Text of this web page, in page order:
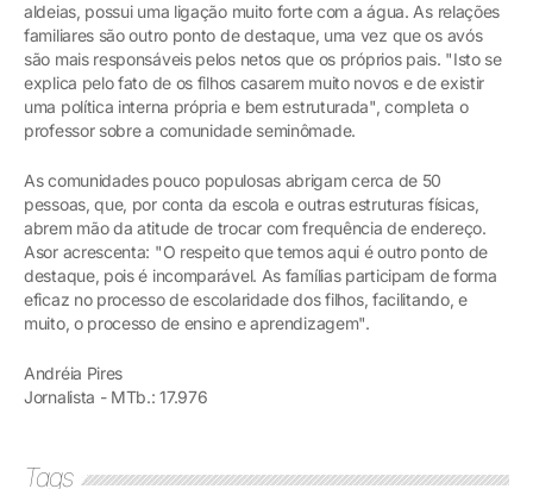
aldeias, possui uma ligação muito forte com a água. As relações
familiares são outro ponto de destaque, uma vez que os avós
são mais responsáveis pelos netos que os próprios pais. "Isto se
explica pelo fato de os filhos casarem muito novos e de existir
uma política interna própria e bem estruturada", completa o
professor sobre a comunidade seminômade.
As comunidades pouco populosas abrigam cerca de 50
pessoas, que, por conta da escola e outras estruturas físicas,
abrem mão da atitude de trocar com frequência de endereço.
Asor acrescenta: "O respeito que temos aqui é outro ponto de
destaque, pois é incomparável. As famílias participam de forma
eficaz no processo de escolaridade dos filhos, facilitando, e
muito, o processo de ensino e aprendizagem".
Andréia Pires
Jornalista - MTb.: 17.976
Tags